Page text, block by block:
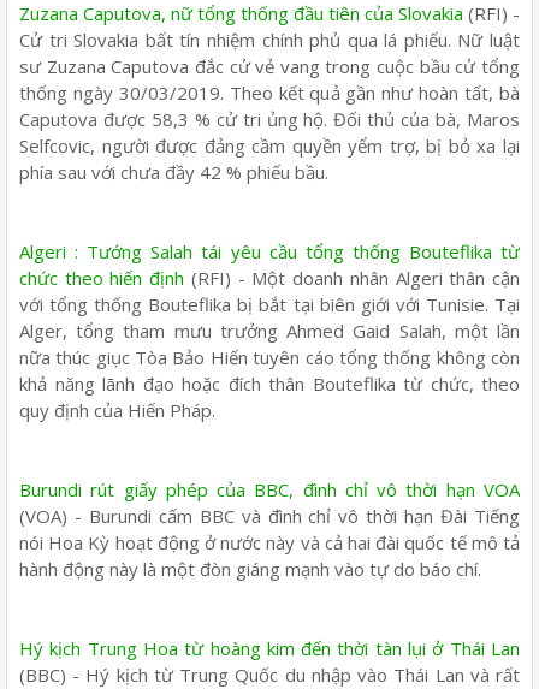
Zuzana Caputova, nữ tổng thống đầu tiên của Slovakia (RFI) -
Cử tri Slovakia bất tín nhiệm chính phủ qua lá phiếu. Nữ luật
sư Zuzana Caputova đắc cử vẻ vang trong cuộc bầu cử tổng
thống ngày 30/03/2019. Theo kết quả gần như hoàn tất, bà
Caputova được 58,3 % cử tri ủng hộ. Đối thủ của bà, Maros
Selfcovic, người được đảng cầm quyền yểm trợ, bị bỏ xa lại
phía sau với chưa đầy 42 % phiếu bầu.
Algeri : Tướng Salah tái yêu cầu tổng thống Bouteflika từ
chức theo hiến định (RFI) - Một doanh nhân Algeri thân cận
với tổng thống Bouteflika bị bắt tại biên giới với Tunisie. Tại
Alger, tổng tham mưu trưởng Ahmed Gaid Salah, một lần
nữa thúc giục Tòa Bảo Hiến tuyên cáo tổng thống không còn
khả năng lãnh đạo hoặc đích thân Bouteflika từ chức, theo
quy định của Hiến Pháp.
Burundi rút giấy phép của BBC, đình chỉ vô thời hạn VOA
(VOA) - Burundi cấm BBC và đình chỉ vô thời hạn Đài Tiếng
nói Hoa Kỳ hoạt động ở nước này và cả hai đài quốc tế mô tả
hành động này là một đòn giáng mạnh vào tự do báo chí.
Hý kịch Trung Hoa từ hoàng kim đến thời tàn lụi ở Thái Lan
(BBC) - Hý kịch từ Trung Quốc du nhập vào Thái Lan và rất